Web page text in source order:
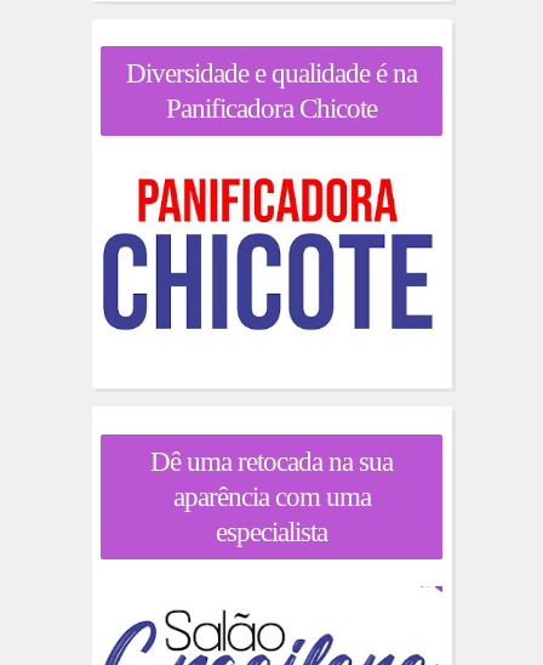
Diversidade e qualidade é na
Panificadora Chicote
Dê uma retocada na sua
aparência com uma
especialista